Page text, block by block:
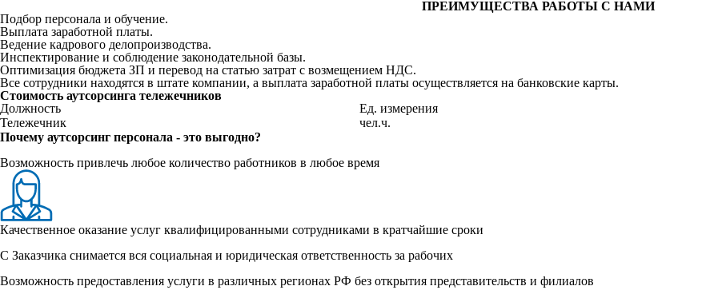
ПРЕИМУЩЕСТВА РАБОТЫ С НАМИ
Подбор персонала и обучение.
Выплата заработной платы.
Ведение кадрового делопроизводства.
Инспектирование и соблюдение законодательной базы.
Оптимизация бюджета ЗП и перевод на статью затрат с возмещением НДС.
Все сотрудники находятся в штате компании, а выплата заработной платы осуществляется на банковские карты.
Стоимость аутсорсинга тележечников
Должность
Ед. измерения
Тележечник
чел.ч.
Почему аутсорсинг персонала - это выгодно?
Возможность привлечь любое количество работников в любое время
Качественное оказание услуг квалифицированными сотрудниками в кратчайшие сроки
С Заказчика снимается вся социальная и юридическая ответственность за рабочих
Возможность предоставления услуги в различных регионах РФ без открытия представительств и филиалов